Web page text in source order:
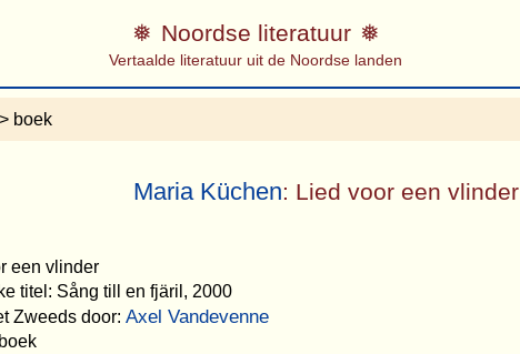
Noordse literatuur
Vertaalde literatuur uit de Noordse landen
> boek
Maria Küchen: Lied voor een vlinder
een vlinder
titel: Sång till en fjäril, 2000
Zweeds door: Axel Vandevenne